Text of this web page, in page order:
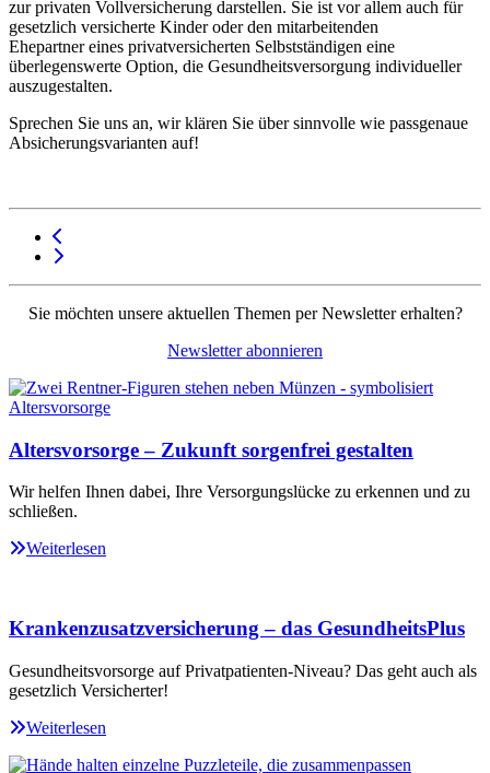
zur privaten Vollversicherung darstellen. Sie ist vor allem auch für
gesetzlich versicherte Kinder oder den mitarbeitenden
Ehepartner eines privatversicherten Selbstständigen eine
überlegenswerte Option, die Gesundheitsversorgung individueller
auszugestalten.
Sprechen Sie uns an, wir klären Sie über sinnvolle wie passgenaue
Absicherungsvarianten auf!
Sie möchten unsere aktuellen Themen per Newsletter erhalten?
Newsletter abonnieren
Altersvorsorge – Zukunft sorgenfrei gestalten
Wir helfen Ihnen dabei, Ihre Versorgungslücke zu erkennen und zu
schließen.
Weiterlesen
Krankenzusatzversicherung – das GesundheitsPlus
Gesundheitsvorsorge auf Privatpatienten-Niveau? Das geht auch als
gesetzlich Versicherter!
Weiterlesen